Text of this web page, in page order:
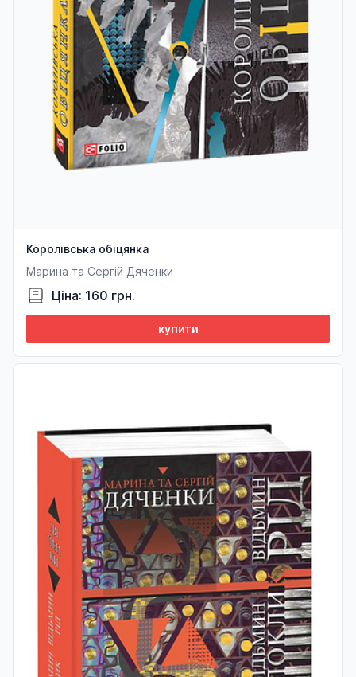
Королівська обіцянка
Марина та Сергій Дяченки
Ціна: 160 грн.
купити